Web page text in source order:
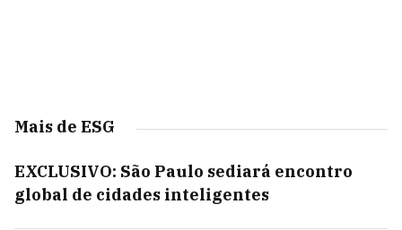
Mais de ESG
EXCLUSIVO: São Paulo sediará encontro
global de cidades inteligentes